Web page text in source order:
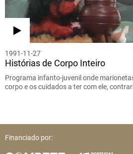
1991-11-27
Histórias de Corpo Inteiro
Programa infanto-juvenil onde
corpo e os cuidados a ter com ele,
Financiado por: